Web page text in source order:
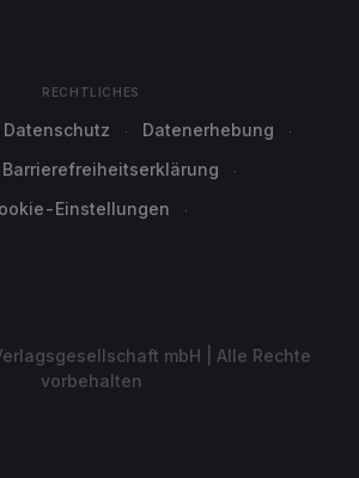
RECHTLICHES
Datenschutz
Datenerhebung
Barrierefreiheitserklärung
Einstellungen
mbH | Alle Rechte
vorbehalten